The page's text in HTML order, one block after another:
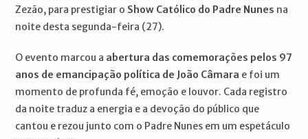
Zezão, para prestigiar o Show Católico do Padre Nunes na
noite desta segunda-feira (27).
O evento marcou a abertura das comemorações pelos 97
anos de emancipação política de João Câmara e foi um
momento de profunda fé, emoção e louvor. Cada registro
da noite traduz a energia e a devoção do público que
cantou e rezou junto com o Padre Nunes em um espetáculo